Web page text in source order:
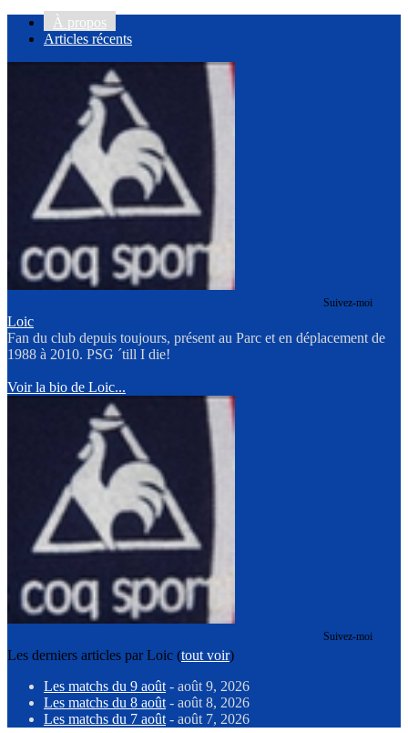
À propos
Articles récents
Suivez-moi
Loic
Fan du club depuis toujours, présent au Parc et en déplacement de
1988 à 2010. PSG ´till I die!
Voir la bio de Loic...
Suivez-moi
Les derniers articles par Loic (tout voir)
Les matchs du 9 août - août 9, 2026
Les matchs du 8 août - août 8, 2026
Les matchs du 7 août - août 7, 2026